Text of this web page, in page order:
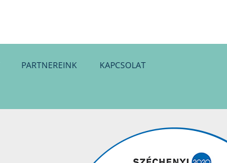
PARTNEREINK KAPCSOLAT